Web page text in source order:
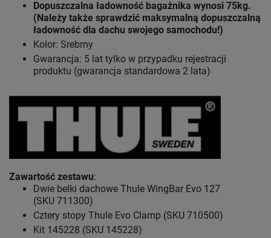
Dopuszczalna ładowność bagażnika wynosi 75kg.
(Należy także sprawdzić maksymalną dopuszczalną
ładowność dla dachu swojego samochodu!)
Kolor: Srebrny
Gwarancja: 5 lat tylko w przypadku rejestracji
produktu (gwarancja standardowa 2 lata)
Zawartość zestawu:
Dwie belki dachowe Thule WingBar Evo 127
(SKU 711300)
Cztery stopy Thule Evo Clamp (SKU 710500)
Kit 145228 (SKU 145228)